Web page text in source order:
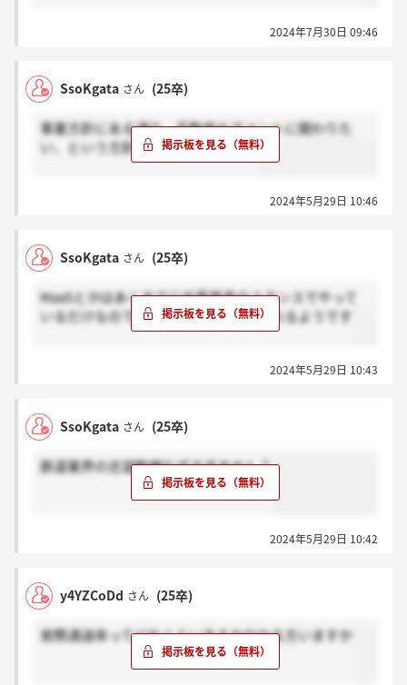
2024年7月30日 09:46
SsoKgata さん (25卒)
事業方針にある通り、不動産セグメントに関わりた
い、という方針が丸いかと思います
2024年5月29日 10:46
SsoKgata さん (25卒)
MaaSとかはあくまで公共事業者のスタンスでやって
いるだけなので、社内でも意見が分かれるようです
2024年5月29日 10:43
SsoKgata さん (25卒)
鉄道業界の志望動機むずすぎません？
2024年5月29日 10:42
y4YZCoDd さん (25卒)
実際通過率ってどれくらいあるか分かる方いますか